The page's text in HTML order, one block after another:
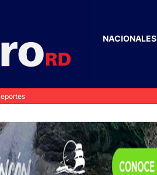
NACIONALES